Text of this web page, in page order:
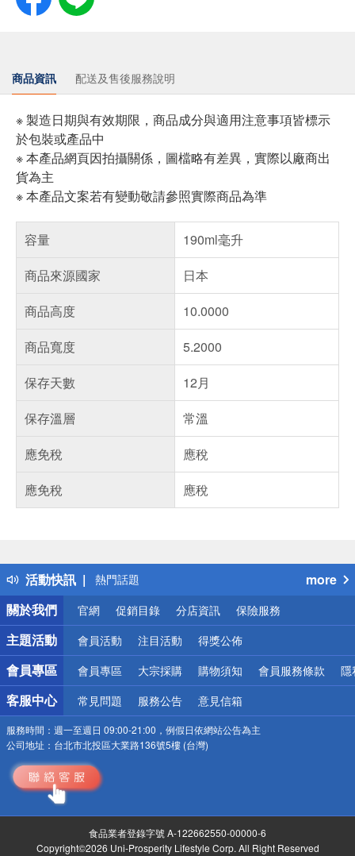
商品資訊 配送及售後服務說明
※ 製造日期與有效期限，商品成分與適用注意事項皆標示
於包裝或產品中
※ 本產品網頁因拍攝關係，圖檔略有差異，實際以廠商出
貨為主
※ 本產品文案若有變動敬請參照實際商品為準
容量
190ml毫升
商品來源國家
日本
商品高度
10.0000
商品寬度
5.2000
保存天數
12月
保存溫層
常溫
應免稅
應稅
應免稅
應稅
活動快訊
得獎公告
熱門話題
銀行優惠
偏遠地區配送
詐騙網頁！請小心！
more
關於我們
官網 促銷目錄 分店資訊 保險服務
主題活動 會員活動 注目活動 得獎公佈
會員專區 會員專區 大宗採購 購物須知 會員服務條款 隱
客服中心 常見問題 服務公告 意見信箱
服務時間： 週一至週日 09:00-21:00，例假日依網站公告為主
公司地址： 台北市北投區大業路136號5樓 (台灣)
食品業者登錄字號 A-122662550-00000-6
Copyright©2026 Uni-Prosperity Lifestyle Corp. All Right Reserved